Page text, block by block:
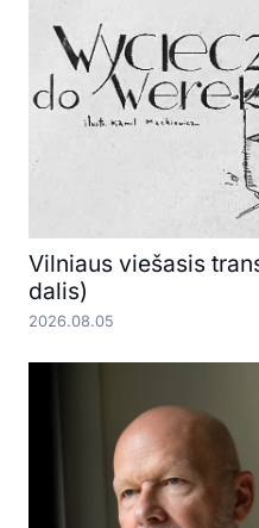
Vilniaus viešasis
dalis)
2026.08.05